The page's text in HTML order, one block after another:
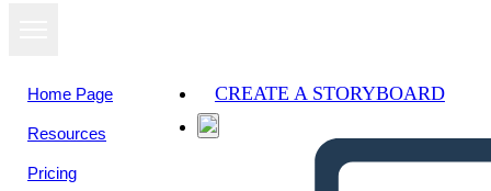
Home Page
Resources
Pricing
CREATE A STORYBOARD
View as
slideshow